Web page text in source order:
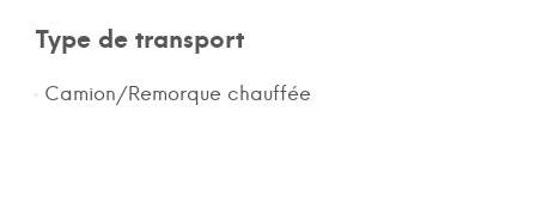
Type de transport
Camion/Remorque chauffée